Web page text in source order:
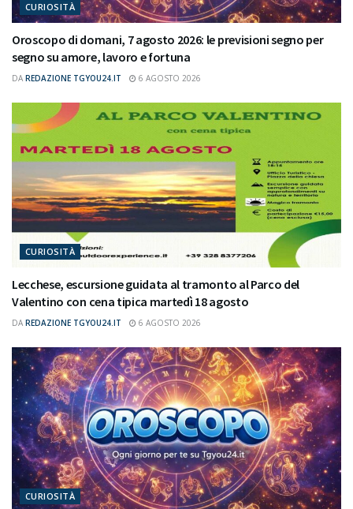
CURIOSITÀ
Oroscopo di domani, 7 agosto 2026: le previsioni segno per
segno su amore, lavoro e fortuna
DA REDAZIONE TGYOU24.IT 6 AGOSTO 2026
CURIOSITÀ
Lecchese, escursione guidata al tramonto al Parco del
Valentino con cena tipica martedì 18 agosto
DA REDAZIONE TGYOU24.IT 6 AGOSTO 2026
CURIOSITÀ